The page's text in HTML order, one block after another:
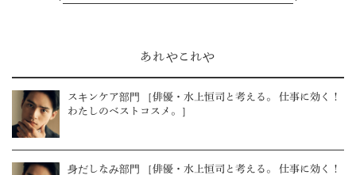
あれやこれや
スキンケア部門 ［俳優・水上恒司と考える。 仕事に効く！
わたしのベストコスメ。］
身だしなみ部門 ［俳優・水上恒司と考える。 仕事に効く！